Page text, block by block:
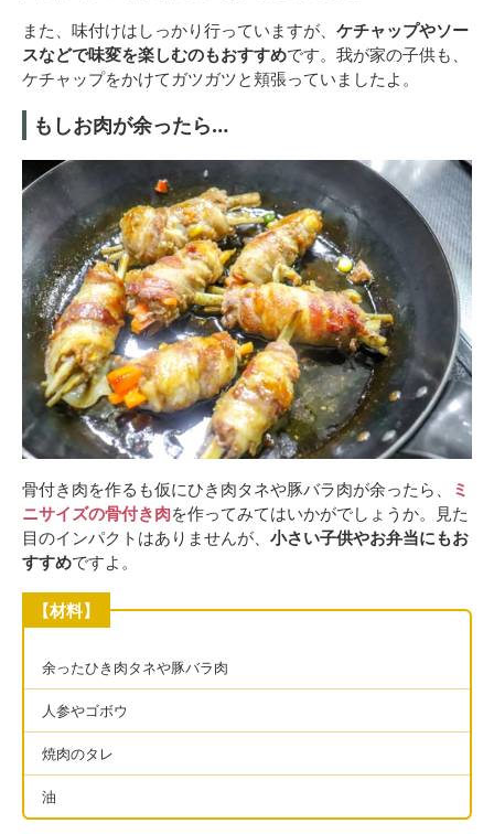
また、味付けはしっかり行っていますが、 ケチャップやソー
スなどで味変を楽しむのもおすすめです。我が家の子供も、
ケチャップをかけてガツガツと頬張っていましたよ。
もしお肉が余ったら…
骨付き肉を作るも仮にひき肉タネや豚バラ肉が余ったら、
ミ
ニサイズの骨付き肉を作ってみてはいかがでしょうか。見た
目のインパクトはありませんが、 小さい子供やお弁当にもお
すすめですよ。
【材料】
余ったひき肉タネや豚バラ肉
人参やゴボウ
焼肉のタレ
油